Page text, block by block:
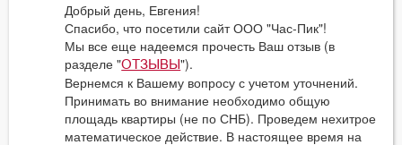
Добрый день, Евгения!
Спасибо, что посетили сайт ООО "Час-Пик"!
Мы все еще надеемся прочесть Ваш отзыв (в
разделе "ОТЗЫВЫ").
Вернемся к Вашему вопросу с учетом уточнений.
Принимать во внимание необходимо общую
площадь квартиры (не по СНБ). Проведем нехитрое
математическое действие. В настоящее время на